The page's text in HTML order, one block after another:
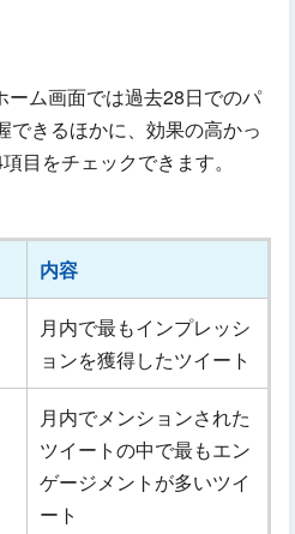
ーム画面では過去28日でのパ
できるほかに、効果の高かっ
目をチェックできます。
内容
月内で最もインプレッシ
ョンを獲得したツイート
月内でメンションされた
ツイートの中で最もエン
ゲージメントが多いツイ
ート